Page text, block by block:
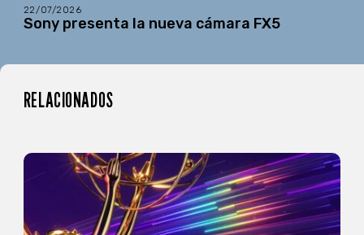
22/07/2026
Sony presenta la nueva cámara FX5
RELACIONADOS